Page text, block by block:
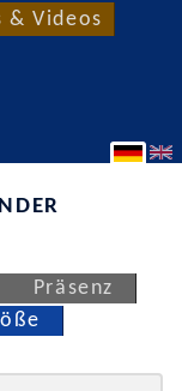
& Videos
Präsenz